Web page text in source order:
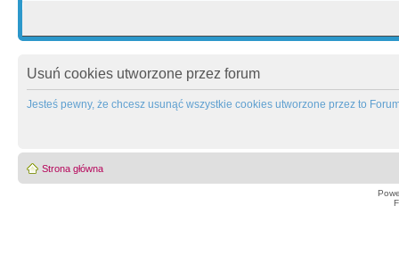
Usuń cookies utworzone przez forum
Jesteś pewny, że chcesz usunąć wszystkie cookies utworzone przez to
Strona główna